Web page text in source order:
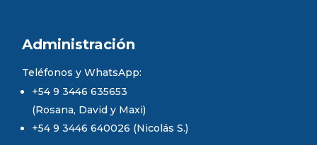
Administración
Teléfonos y WhatsApp:
+54 9 3446 635653
(Rosana, David y Maxi)
+54 9 3446 640026 (Nicolás S.)